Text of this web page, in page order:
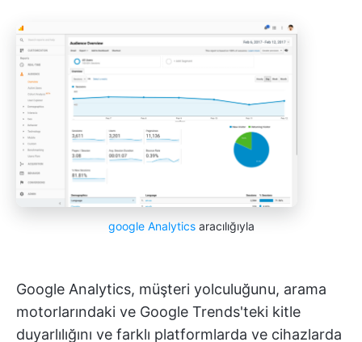
google Analyticsaracılığıyla
Google Analytics, müşteri yolculuğunu, arama
motorlarındaki ve Google Trends'teki kitle
duyarlılığını ve farklı platformlarda ve cihazlarda